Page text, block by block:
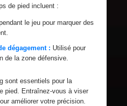
de pied incluent :
le jeu pour marquer des
dégagement : Utilisé pour
de la zone défensive.
sont essentiels pour la
pied. Entraînez-vous à viser
améliorer votre précision.